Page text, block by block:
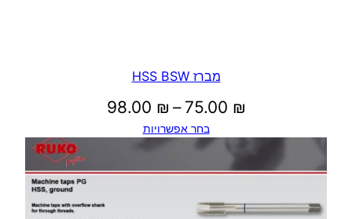
מברז HSS BSW
75.00 ₪
–
98.00 ₪
⁦75.00 ₪⁩
בחר אפשרויות